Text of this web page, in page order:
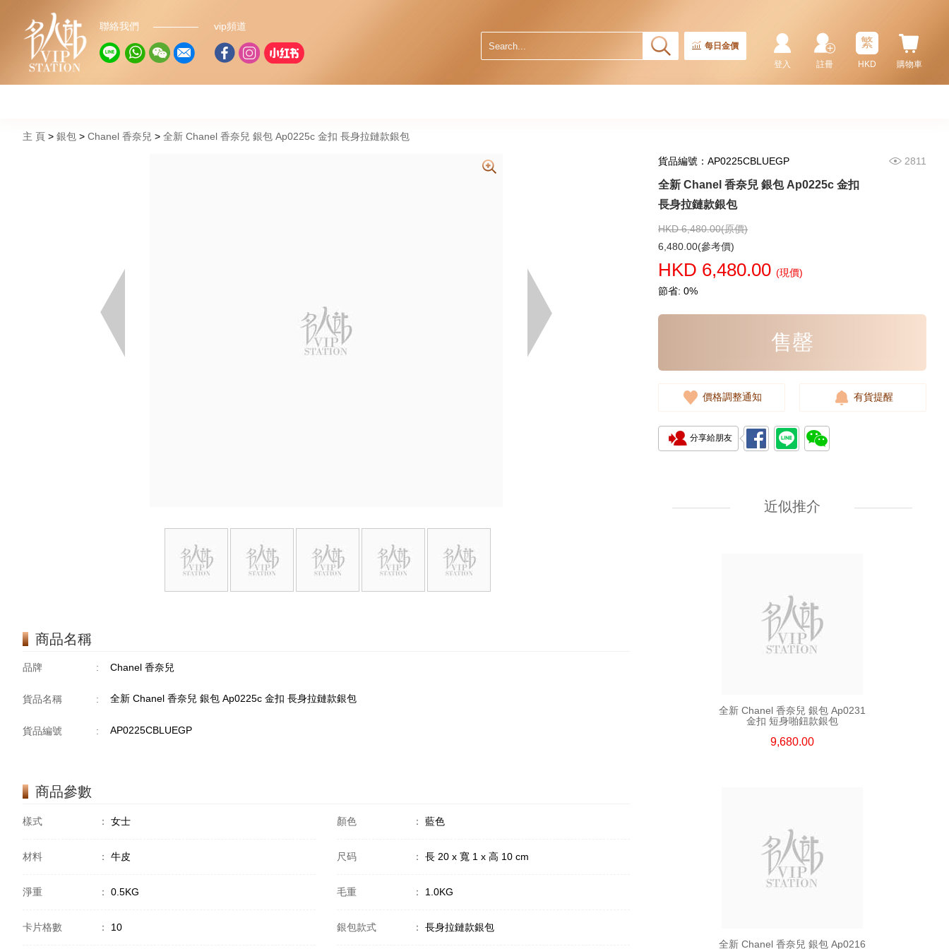
聯絡我們 vip頻道
每日金價
購物車
繁
HKD
註冊
登入
主 頁 銀包 Chanel 香奈兒 全新 Chanel 香奈兒 銀包 Ap0225c 金扣 長身拉鏈款銀包
商品名稱
品牌 : Chanel 香奈兒
貨品名稱 : 全新 Chanel 香奈兒 銀包 Ap0225c 金扣 長身拉鏈款銀包
貨品編號 : AP0225CBLUEGP
商品參數
樣式 ： 女士 顏色 ： 藍色
材料 ： 牛皮 尺码 ： 長 20 x 寬 1 x 高 10 cm
淨重 ： 0.5KG 毛重 ： 1.0KG
卡片格數 ： 10 銀包款式 ： 長身拉鏈款銀包
貨品編號：AP0225CBLUEGP 2811
全新 Chanel 香奈兒 銀包 Ap0225c 金扣
長身拉鏈款銀包
HKD 6,480.00(原價)
6,480.00(參考價)
HKD 6,480.00 (現價)
節省: 0%
售罄
價格調整通知 有貨提醒
分享給朋友
近似推介
5,980.00
全新 Chanel 香奈兒 銀包 Ap4020
6,280.00
7,080.00
全新 Chanel 香奈兒 銀包 Ap0231
金扣 短身啪鈕款銀包
9,680.00
全新 Chanel 香奈兒 銀包 Ap0216